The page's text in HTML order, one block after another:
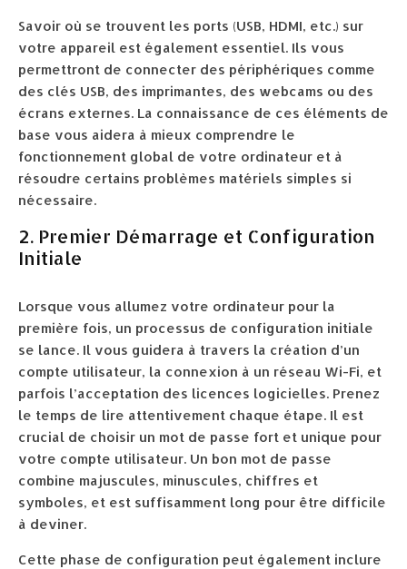
Savoir où se trouvent les ports (USB, HDMI, etc.) sur
votre appareil est également essentiel. Ils vous
permettront de connecter des périphériques comme
des clés USB, des imprimantes, des webcams ou des
écrans externes. La connaissance de ces éléments de
base vous aidera à mieux comprendre le
fonctionnement global de votre ordinateur et à
résoudre certains problèmes matériels simples si
nécessaire.
2. Premier Démarrage et Configuration
Initiale
Lorsque vous allumez votre ordinateur pour la
première fois, un processus de configuration initiale
se lance. Il vous guidera à travers la création d’un
compte utilisateur, la connexion à un réseau Wi-Fi, et
parfois l’acceptation des licences logicielles. Prenez
le temps de lire attentivement chaque étape. Il est
crucial de choisir un mot de passe fort et unique pour
votre compte utilisateur. Un bon mot de passe
combine majuscules, minuscules, chiffres et
symboles, et est suffisamment long pour être difficile
à deviner.
Cette phase de configuration peut également inclure